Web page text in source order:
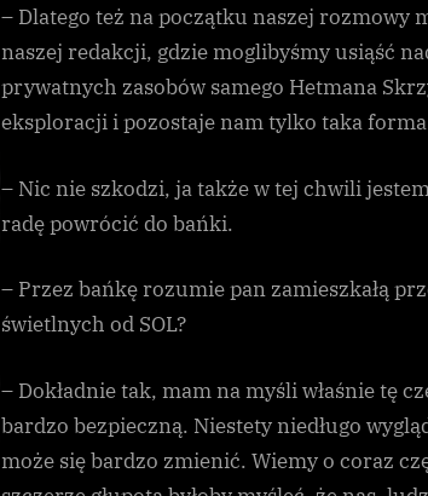
– Dlatego też na początku naszej rozmowy
naszej redakcji, gdzie moglibyśmy usiąść
prywatnych zasobów samego Hetmana
eksploracji i pozostaje nam tylko taka
– Nic nie szkodzi, ja także w tej chwili
radę powrócić do bańki.
– Przez bańkę rozumie pan zamieszkałą
świetlnych od SOL?
– Dokładnie tak, mam na myśli właśnie tę
bardzo bezpieczną. Niestety niedługo
może się bardzo zmienić. Wiemy o coraz